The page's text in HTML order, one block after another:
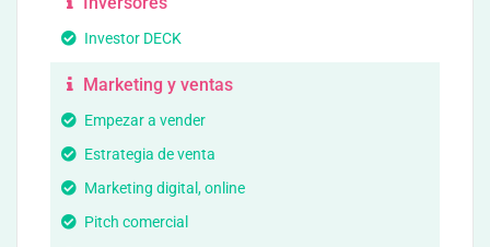
Investor DECK
Marketing y ventas
Empezar a vender
Estrategia de venta
Marketing digital, online
Pitch comercial